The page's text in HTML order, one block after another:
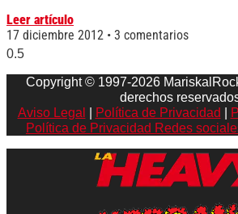
Leer artículo
17 diciembre 2012
3 comentarios
Copyright © 1997-2026
derechos
Aviso Legal
Política de Privacidad
Política de Privacidad Redes